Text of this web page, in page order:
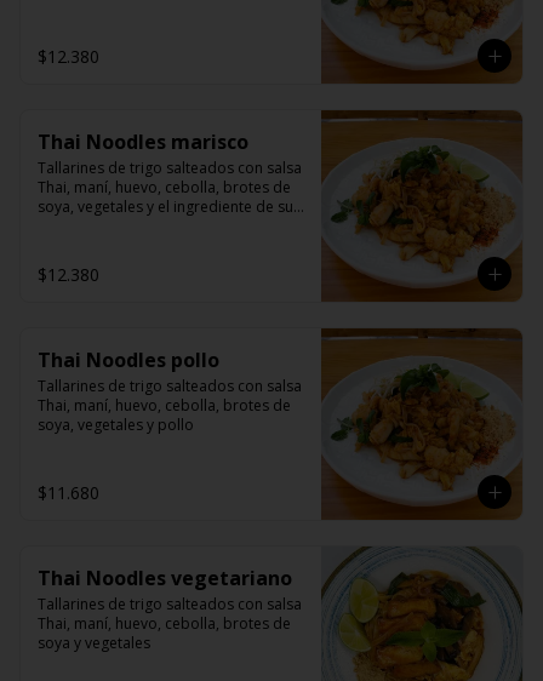
$12.380
Thai Noodles marisco
Tallarines de trigo salteados con salsa
Thai, maní, huevo, cebolla, brotes de
soya, vegetales y el ingrediente de su
$12.380
Thai Noodles pollo
Tallarines de trigo salteados con salsa
Thai, maní, huevo, cebolla, brotes de
soya, vegetales y pollo
$11.680
Thai Noodles vegetariano
Tallarines de trigo salteados con salsa
Thai, maní, huevo, cebolla, brotes de
soya y vegetales